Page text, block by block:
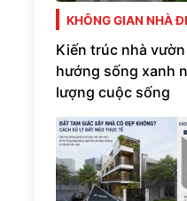
KHÔNG GIAN NHÀ
Kiến trúc nhà
hướng sống xanh
lượng cuộc sống